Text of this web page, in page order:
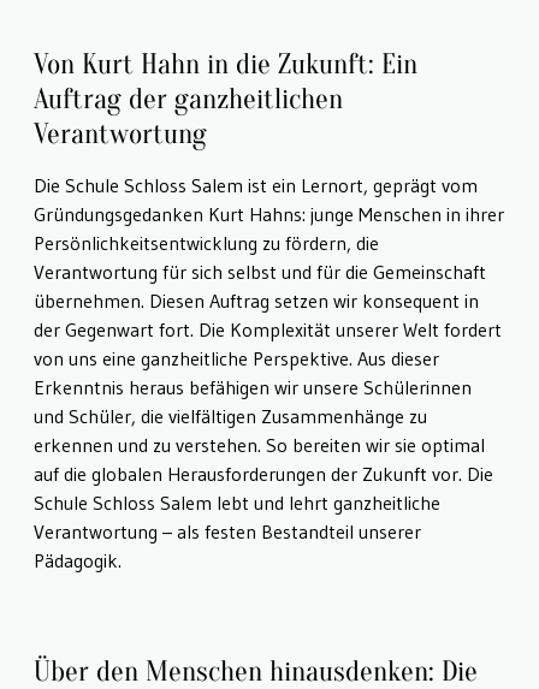
Von Kurt Hahn in die Zukunft: Ein
Auftrag der ganzheitlichen
Verantwortung
Die Schule Schloss Salem ist ein Lernort, geprägt vom
Gründungsgedanken Kurt Hahns: junge Menschen in ihrer
Persönlichkeitsentwicklung zu fördern, die
Verantwortung für sich selbst und für die Gemeinschaft
übernehmen. Diesen Auftrag setzen wir konsequent in
der Gegenwart fort. Die Komplexität unserer Welt fordert
von uns eine ganzheitliche Perspektive. Aus dieser
Erkenntnis heraus befähigen wir unsere Schülerinnen
und Schüler, die vielfältigen Zusammenhänge zu
erkennen und zu verstehen. So bereiten wir sie optimal
auf die globalen Herausforderungen der Zukunft vor. Die
Schule Schloss Salem lebt und lehrt ganzheitliche
Verantwortung – als festen Bestandteil unserer
Pädagogik.
Über den Menschen hinausdenken: Die